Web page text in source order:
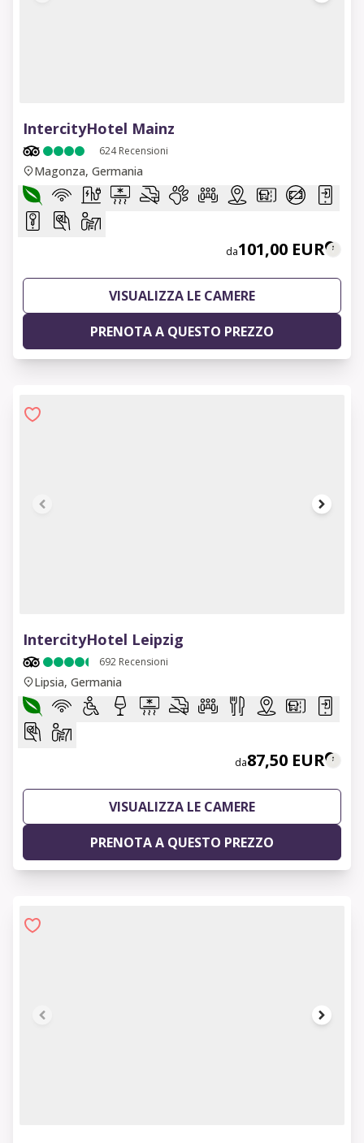
IntercityHotel Mainz
624 Recensioni
Magonza, Germania
da101,00 EUR
VISUALIZZA LE CAMERE
PRENOTA A QUESTO PREZZO
IntercityHotel Leipzig
692 Recensioni
Lipsia, Germania
da87,50 EUR
VISUALIZZA LE CAMERE
PRENOTA A QUESTO PREZZO